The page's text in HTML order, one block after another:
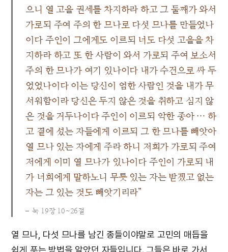
으니 열 고을 권세를 차지하라 하고 그 둘째가 와서
가로되 주여 주의 한 므나로 다섯 므나를 만들었나
이다 주인이 그에게도 이르되 너도 다섯 고을을 차
지하라 하고 또 한 사람이 와서 가로되 주여 보소서
주의 한 므나가 여기 있나이다 내가 수건으로 싸 두
었었나이다 이는 당신이 엄한 사람인 것을 내가 무
서워함이라 당신은 두지 않은 것을 취하고 심지 않
은 것을 거두나이다 주인이 이르되 악한 종아 … 하
고 곁에 섰는 자들에게 이르되 그 한 므나를 빼앗아
열 므나 있는 자에게 주라 하니 저희가 가로되 주여
저에게 이미 열 므나가 있나이다 주인이 가로되 내
가 너희에게 말하노니 무릇 있는 자는 받겠고 없는
자는 그 있는 것도 빼앗기리라”
눅 19장 10~26절
열 므나, 다섯 므나를 남긴 종들이야말로 고민의 매듭을
쉽게 푸는 방법을 알았던 자들입니다. 그들은 바로 가서